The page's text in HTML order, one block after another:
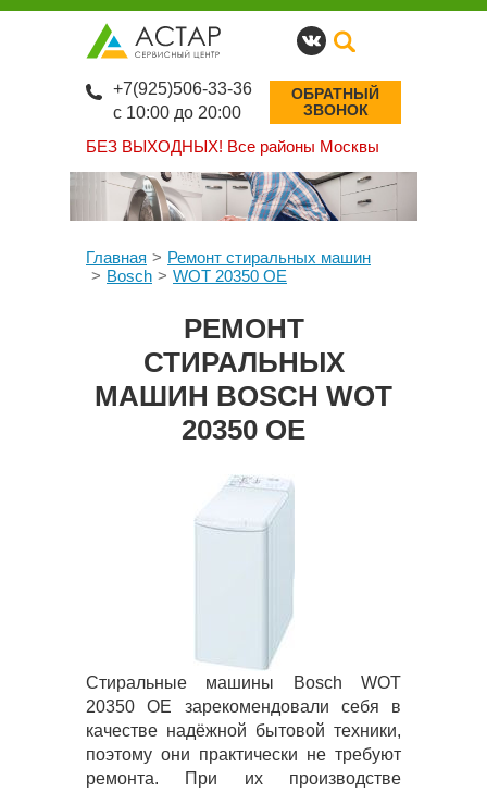
БЕЗ ВЫХОДНЫХ! Все районы Москвы
+7(925)506-33-36
с 10:00 до 20:00
ОБРАТНЫЙ
ЗВОНОК
Главная
Ремонт стиральных машин
Bosch
WOT 20350 OE
РЕМОНТ
СТИРАЛЬНЫХ
МАШИН BOSCH WOT
20350 OE
Стиральные машины Bosch WOT
20350 OE зарекомендовали себя в
качестве надёжной бытовой техники,
поэтому они практически не требуют
ремонта. При их производстве